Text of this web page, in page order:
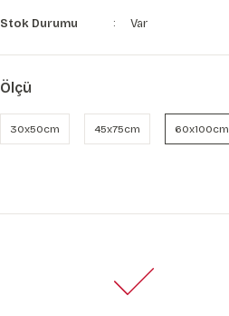
Stok Durumu Var
Ölçü
30x50cm 45x75cm 60x100cm